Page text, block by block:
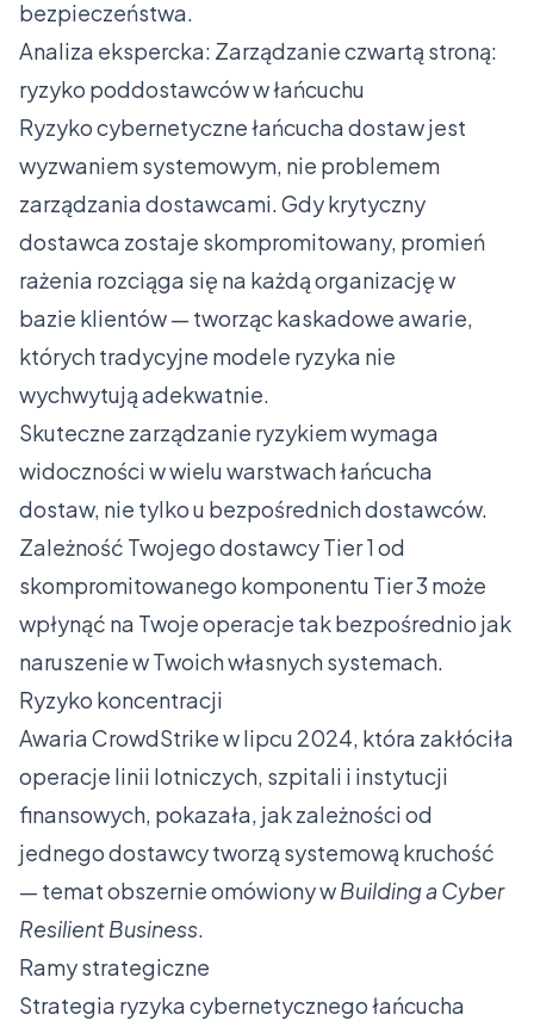
bezpieczeństwa.
Analiza ekspercka: Zarządzanie czwartą stroną:
ryzyko poddostawców w łańcuchu
Ryzyko cybernetyczne łańcucha dostaw jest
wyzwaniem systemowym, nie problemem
zarządzania dostawcami. Gdy krytyczny
dostawca zostaje skompromitowany, promień
rażenia rozciąga się na każdą organizację w
bazie klientów — tworząc kaskadowe awarie,
których tradycyjne modele ryzyka nie
wychwytują adekwatnie.
Skuteczne zarządzanie ryzykiem wymaga
widoczności w wielu warstwach łańcucha
dostaw, nie tylko u bezpośrednich dostawców.
Zależność Twojego dostawcy Tier 1 od
skompromitowanego komponentu Tier 3 może
wpłynąć na Twoje operacje tak bezpośrednio jak
naruszenie w Twoich własnych systemach.
Ryzyko koncentracji
Awaria CrowdStrike w lipcu 2024, która zakłóciła
operacje linii lotniczych, szpitali i instytucji
finansowych, pokazała, jak zależności od
jednego dostawcy tworzą systemową kruchość
— temat obszernie omówiony wBuilding a Cyber
Resilient Business.
Ramy strategiczne
Strategia ryzyka cybernetycznego łańcucha